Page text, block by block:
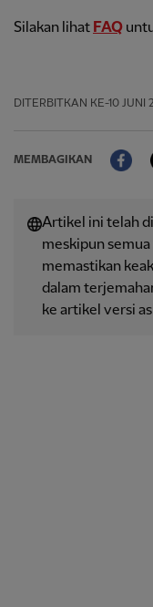
Silakan lihat FAQ
DITERBITKAN KE-10 JUNI
MEMBAGIKAN
Artikel ini telah
meskipun
memastikan
dalam
ke artikel versi